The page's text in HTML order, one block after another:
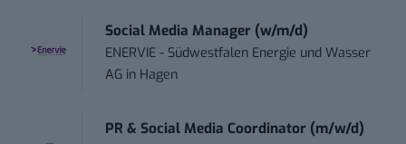
Social Media Manager (w/m/d)
ENERVIE - Südwestfalen Energie und Wasser
AG in Hagen
PR & Social Media Coordinator (m/w/d)